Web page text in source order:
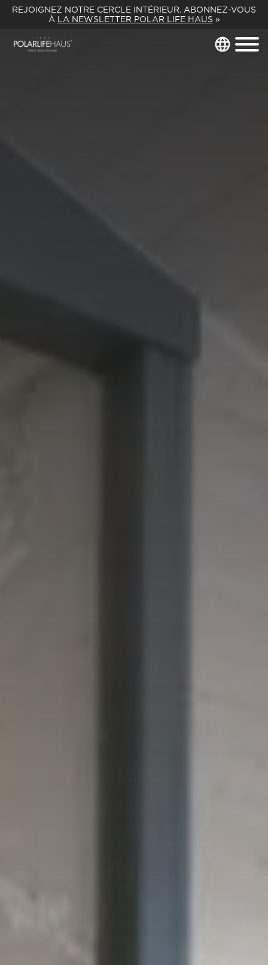
REJOIGNEZ NOTRE CERCLE INTÉRIEUR. ABONNEZ-VOUS
À LA NEWSLETTER POLAR LIFE HAUS »